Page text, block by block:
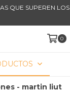
QUE SUPEREN LOS
0
- martin liut